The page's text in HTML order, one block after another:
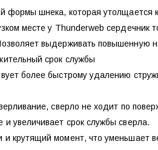
формы шнека, которая
месте у Thunderweb сердечник
выдерживать повышенную
срок службы
более быстрому удалению
сверло не ходит по
увеличивает срок службы сверла.
крутящий момент, что уменьшает